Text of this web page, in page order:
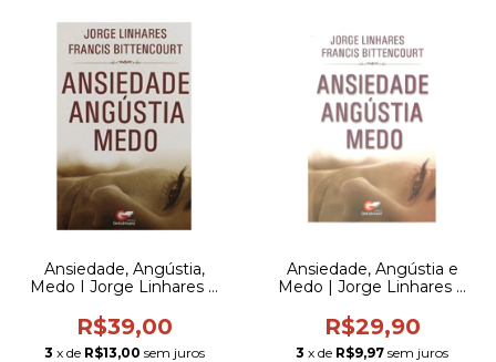
Ansiedade, Angústia,
Medo I Jorge Linhares e
R$39,00
3 x de R$13,00 sem juros
Ansiedade, Angústia e
Medo | Jorge Linhares e
R$29,90
3 x de R$9,97 sem juros